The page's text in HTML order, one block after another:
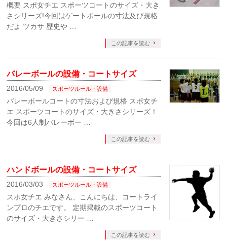
概要 スポ女チエ スポーツコートのサイズ・大き
さシリーズ!今回はゲートボールの寸法及び規格
だよ ツカサ 歴史や …
この記事を読む
バレーボールの設備・コートサイズ
2016/05/09 スポーツルール・設備
バレーボールコートの寸法および規格 スポ女チ
エ スポーツコートのサイズ・大きさシリーズ！
今回は6人制バレーボー …
この記事を読む
ハンドボールの設備・コートサイズ
2016/03/03 スポーツルール・設備
スポ女チエ みなさん、こんにちは、コートライ
ンプロのチエです。 定期掲載のスポーツコート
のサイズ・大きさシリー …
この記事を読む